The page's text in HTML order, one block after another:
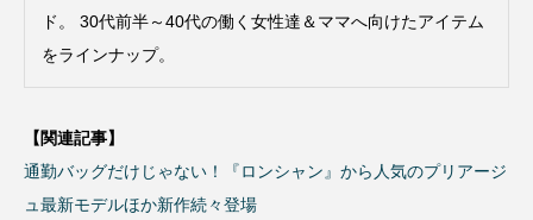
ド。 30代前半～40代の働く女性達＆ママへ向けたアイテム
をラインナップ。
【関連記事】
通勤バッグだけじゃない！『ロンシャン』から人気のプリアージ
ュ最新モデルほか新作続々登場